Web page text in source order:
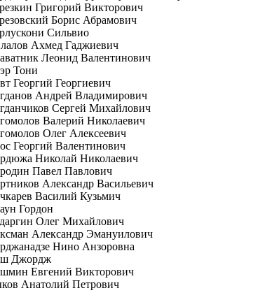
Григорий Викторович
Борис Абрамович
Сильвио
Ахмед Гаджиевич
Леонид Валентинович
Тони
Георгий Георгиевич
Андрей Владимирович
Сергей Михайлович
Валерий Николаевич
Олег Алексеевич
Георгий Валентинович
Николай Николаевич
Павел Павлович
Александр Васильевич
Василий Кузьмич
Гордон
Олег Михайлович
Александр Эмануилович
Нино Анзоровна
Джордж
Евгений Викторович
Анатолий Петрович